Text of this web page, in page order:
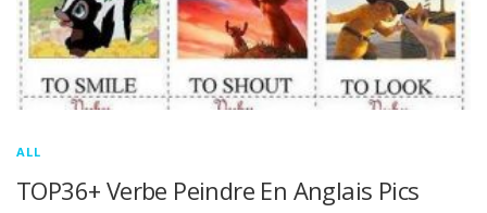
ALL
TOP36+ Verbe Peindre En Anglais Pics